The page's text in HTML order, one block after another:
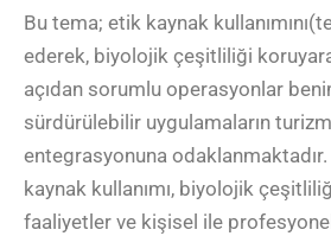
Bu tema; etik kaynak
ederek, biyolojik çeşitliliği
açıdan sorumlu operasyonlar
sürdürülebilir uygulamaların
entegrasyonuna
kaynak kullanımı, biyolojik
faaliyetler ve kişisel ile